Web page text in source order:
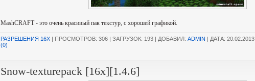
MashCRAFT - это очень красивый пак текстур, с хорошей графикой.
РАЗРЕШЕНИЯ 16X | ПРОСМОТРОВ: 306 | ЗАГРУЗОК: 193 | ДОБАВИЛ: ADMIN | ДАТА: 20.02.2013
(0)
Snow-texturepack [16x][1.4.6]